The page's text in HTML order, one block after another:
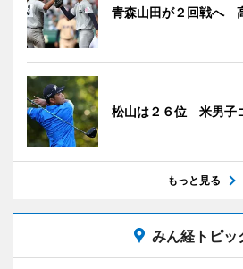
青森山田が２回戦へ
松山は２６位 米男子
もっと見る
みん経トピッ